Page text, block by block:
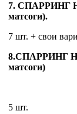
7. СПАРРИНГ
матсоги).
7 шт. + свои
8.СПАРРИНГ
матсоги)
5 шт.